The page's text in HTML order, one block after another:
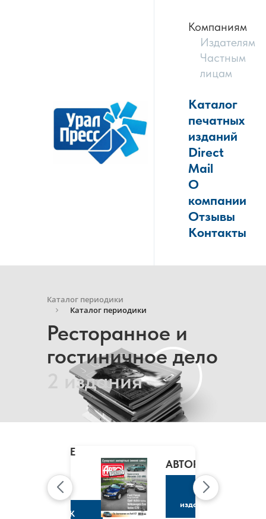
Компаниям
Издателям
Частным
лицам
Каталог
печатных
изданий
Direct
Mail
О
компании
Отзывы
Контакты
Каталог периодики
Каталог периодики
Ресторанное и
гостиничное дело
2 издания
CLAIRE
МАРИ
КЛЭР
К
АВТОРЕВЮ
К
изданию